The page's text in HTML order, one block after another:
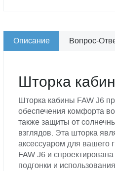
Описание Вопрос-
Шторка
Шторка кабины FAW J6
обеспечения комфорта
также защиты от
взглядов. Эта шторка
аксессуаром для вашего
FAW J6 и
подгонки и